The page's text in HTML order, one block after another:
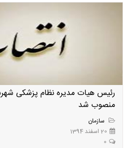
رئیس هیات مدیره نظام پزشکی
منصوب شد
سازمان
20 اسفند 1394
0